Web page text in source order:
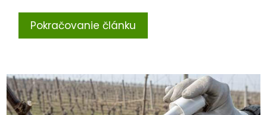
Pokračovanie článku